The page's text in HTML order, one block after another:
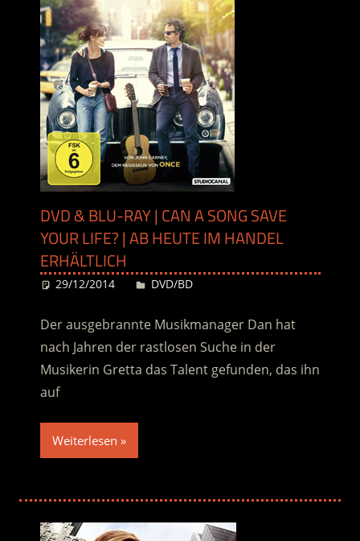
DVD & BLU-RAY | CAN A SONG SAVE
YOUR LIFE? | AB HEUTE IM HANDEL
ERHÄLTLICH
29/12/2014 Desiree
DVD/BD
Der ausgebrannte Musikmanager Dan hat
nach Jahren der rastlosen Suche in der
Musikerin Gretta das Talent gefunden, das ihn
auf
Weiterlesen